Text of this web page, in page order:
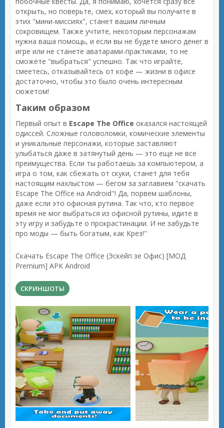
открыть, но поверьте, смех, который вы получите в
этих "мини-миссиях", станет вашим личным
сокровищем. Также учтите, некоторым персонажам
нужна ваша помощь, и если вы не будете много денег в
игре или не станете аватарами-практиками, то не
сможете "выбраться" успешно. Так что играйте,
смеетесь, отказывайтесь от кофе — жизни в офисе
достаточно, чтобы это было очень интересным
сюжетом!
Таким образом
Первый опыт в Escape The Office оказался настоящей
одиссей. Сложные головоломки, комические элементы
и уникальные персонажи, которые заставляют
улыбаться даже в затянутый день — это еще не все
преимущества. Если ты работаешь за компьютером, а
игра о том, как сбежать от скуки, станет для тебя
настоящим нахлыстом — бегом за заглавием "скачать
Escape The Office на Android"! Да, порвем шаблоны,
даже если это офисная рутина. Так что, кто первое
время не мог выбраться из офисной рутины, идите в
эту игру и забудьте о прокрастинации. И не забудьте
про моды — быть богатым, как Крез!"
Скачать Escape The Office (Эскейп зе Офис) [МОД
Premium] APK Android
СКРИНШОТЫ